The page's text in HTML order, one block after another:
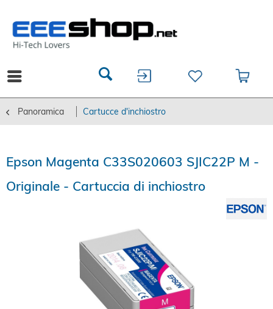
Panoramica Cartucce d'inchiostro
Epson Magenta C33S020603 SJIC22P M -
Originale - Cartuccia di inchiostro